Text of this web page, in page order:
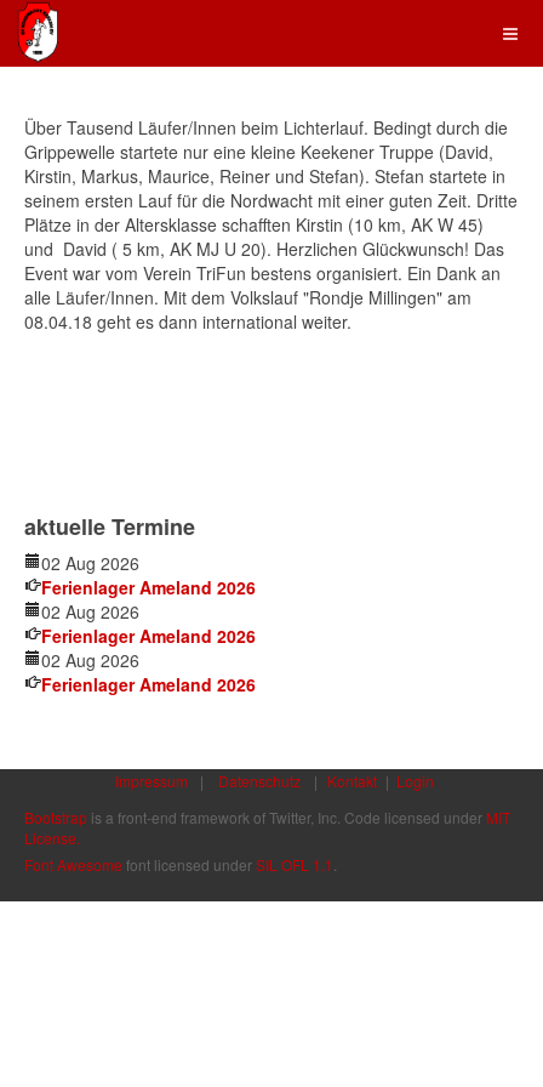
Über Tausend Läufer/Innen beim Lichterlauf. Bedingt durch die
Grippewelle startete nur eine kleine Keekener Truppe (David,
Kirstin, Markus, Maurice, Reiner und Stefan). Stefan startete in
seinem ersten Lauf für die Nordwacht mit einer guten Zeit. Dritte
Plätze in der Altersklasse schafften Kirstin (10 km, AK W 45)
und David ( 5 km, AK MJ U 20). Herzlichen Glückwunsch! Das
Event war vom Verein TriFun bestens organisiert. Ein Dank an
alle Läufer/Innen. Mit dem Volkslauf "Rondje Millingen" am
08.04.18 geht es dann international weiter.
aktuelle Termine
02 Aug 2026
Ferienlager Ameland 2026
02 Aug 2026
Ferienlager Ameland 2026
02 Aug 2026
Ferienlager Ameland 2026
Impressum | Datenschutz | Kontakt | Login
Bootstrap is a front-end framework of Twitter, Inc. Code licensed under MIT
License.
Font Awesome font licensed underSIL OFL 1.1